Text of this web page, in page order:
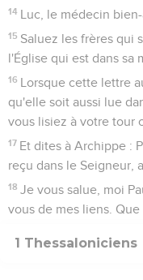
14 Luc, le médecin
15 Saluez les frères qui
l'Église qui est dans sa
16 Lorsque cette lettre
qu'elle soit aussi lue
vous lisiez à votre tour
17 Et dites à Archippe :
reçu dans le Seigneur,
18 Je vous salue, moi
vous de mes liens.
1 Thessaloniciens